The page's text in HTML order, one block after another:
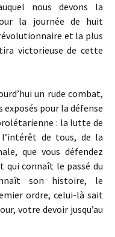
nous devons la
la journée de huit
et la plus
victorieuse de cette
un rude combat,
exposés pour la défense
: la lutte de
l’intérêt de tous, de la
que vous défendez
qui connaît le passé du
son histoire, le
ordre, celui-là sait
votre devoir jusqu’au